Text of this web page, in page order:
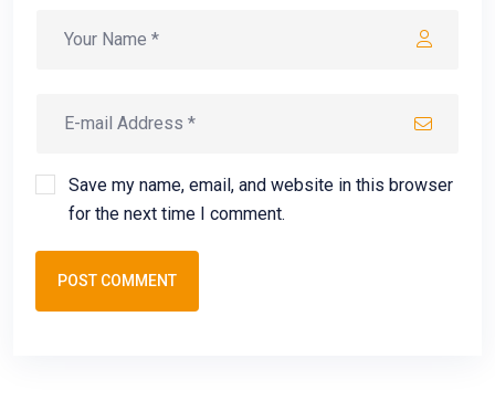
Save my name, email, and website in this browser
for the next time I comment.
POST COMMENT